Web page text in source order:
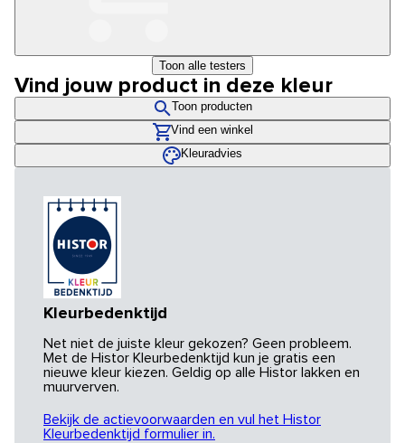
Toon alle testers
Vind jouw product in deze kleur
Toon producten
Vind een winkel
Kleuradvies
Kleurbedenktijd
Net niet de juiste kleur gekozen? Geen probleem.
Met de Histor Kleurbedenktijd kun je gratis een
nieuwe kleur kiezen. Geldig op alle Histor lakken en
muurverven.
Bekijk de actievoorwaarden en vul het Histor
Kleurbedenktijd formulier in.